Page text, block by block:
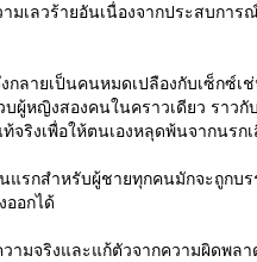
มเลวร้ายอันเนื่องจากประสบการ
กลายเป็นคนหมดเปลืองกับเซ็กซ์เ
บผู้หญิงสองคนในคราวเดียว ราวกั
จริงเพื่อให้ตนเองหลุดพ้นจากนรก
รกสำหรับผู้ชายทุกคนมักจะถูกบร
ออกได้
ามจริงและแก้ตัวจากความผิดพลา